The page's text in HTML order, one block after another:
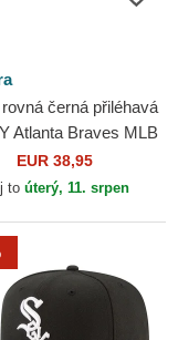
černá přiléhavá
Atlanta Braves MLB
EUR 38,95
to úterý, 11. srpen